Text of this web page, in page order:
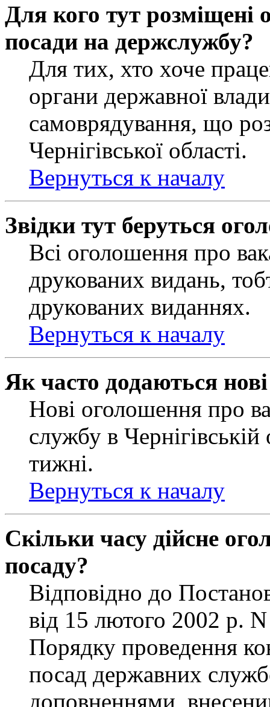
Для кого тут розміщені
посади на держслужбу?
Для тих, хто хоче
органи державної
самоврядування, що
Чернігівської області.
Вернуться к началу
Звідки тут беруться
Всі оголошення про
друкованих видань,
друкованих виданнях.
Вернуться к началу
Як часто додаються
Нові оголошення про
службу в
тижні.
Вернуться к началу
Скільки часу дійсне
посаду?
Відповідно до
від 15 лютого 2002 р.
Порядку проведення
посад державних
доповненнями,